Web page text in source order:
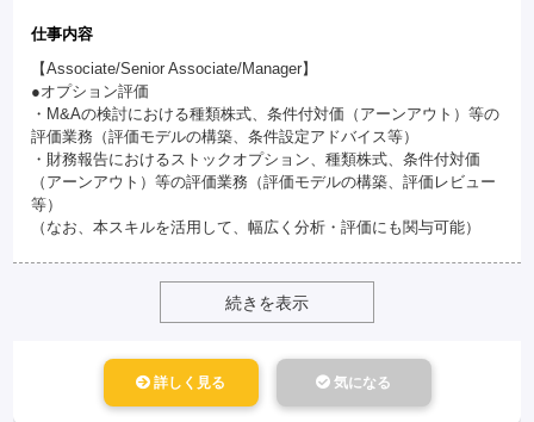
仕事内容
【Associate/Senior Associate/Manager】
●オプション評価
・M&Aの検討における種類株式、条件付対価（アーンアウト）等の
評価業務（評価モデルの構築、条件設定アドバイス等）
・財務報告におけるストックオプション、種類株式、条件付対価
（アーンアウト）等の評価業務（評価モデルの構築、評価レビュー
等）
（なお、本スキルを活用して、幅広く分析・評価にも関与可能）
続きを表示
詳しく見る 気になる